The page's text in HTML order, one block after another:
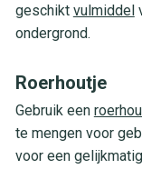
geschikt vulmiddel
ondergrond.
Roerhoutje
Gebruik een
te mengen voor
voor een